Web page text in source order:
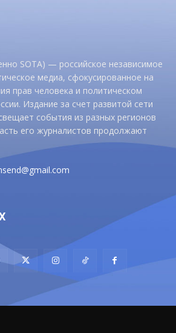
SOTA) — российское независимое
медиа, сфокусированное на
прав человека и политическом
Издание за счет развитой сети
события из разных регионов
его журналистов продолжают